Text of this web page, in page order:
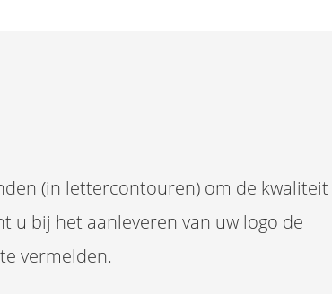
(in lettercontouren) om de kwaliteit
u bij het aanleveren van uw logo de
te vermelden.